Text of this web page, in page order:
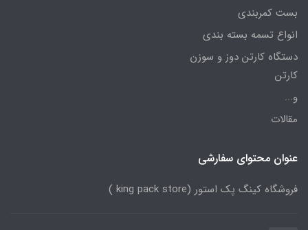
بست کمربندی
انواع تسمه بسته بندی
دستگاه کارتن دوز و سوزن
کارتن
و...
مقالات
عنوان محتوای سفارشی
فروشگاه کینگ پک استور (king pack store )